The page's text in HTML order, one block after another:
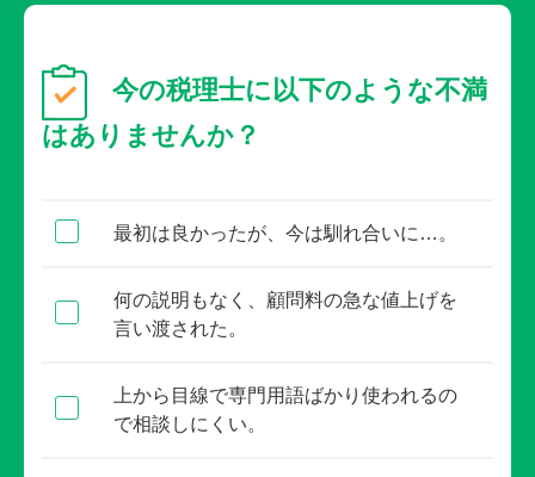
今の税理士に以下のような不満
はありませんか？
最初は良かったが、今は馴れ合いに…。
何の説明もなく、顧問料の急な値上げを
言い渡された。
上から目線で専門用語ばかり使われるの
で相談しにくい。